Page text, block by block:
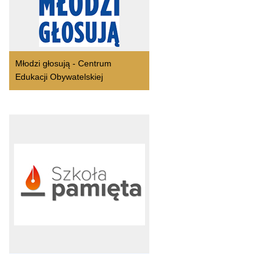
Młodzi głosują - Centrum
Edukacji Obywatelskiej